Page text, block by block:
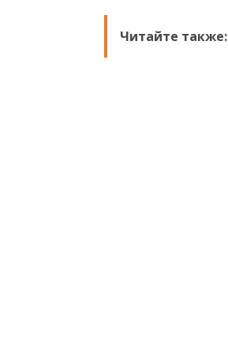
Читайте также: